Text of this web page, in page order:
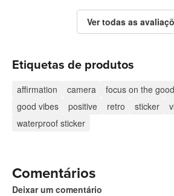
Ver todas as
Etiquetas de produtos
affirmation camera focus on the good
good vibes
positive retro sticker
waterproof sticker
Comentários
Deixar um comentário